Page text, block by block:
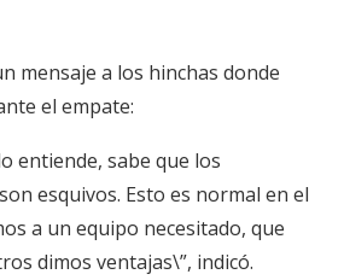
mensaje a los hinchas donde
el empate:
entiende, sabe que los
esquivos. Esto es normal en el
a un equipo necesitado, que
dimos ventajas\”, indicó.